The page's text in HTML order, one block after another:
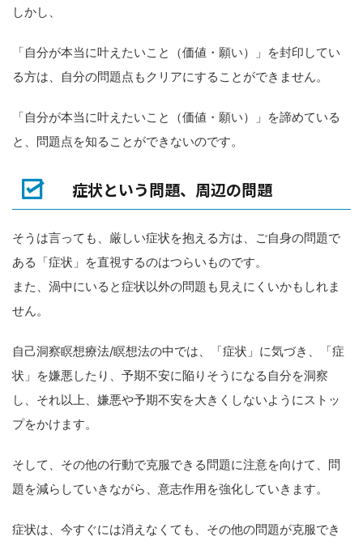
しかし、
「自分が本当に叶えたいこと（価値・願い）」を封印してい
る方は、自分の問題点もクリアにすることができません。
「自分が本当に叶えたいこと（価値・願い）」を諦めている
と、問題点を知ることができないのです。
症状という問題、周辺の問題
そうは言っても、厳しい症状を抱える方は、ご自身の問題で
ある「症状」を直視するのはつらいものです。
また、渦中にいると症状以外の問題も見えにくいかもしれま
せん。
自己洞察瞑想療法/瞑想法の中では、「症状」に気づき、「症
状」を嫌悪したり、予期不安に陥りそうになる自分を洞察
し、それ以上、嫌悪や予期不安を大きくしないようにストッ
プをかけます。
そして、その他の行動で克服できる問題に注意を向けて、問
題を減らしていきながら、意志作用を強化していきます。
症状は、今すぐには消えなくても、その他の問題が克服でき